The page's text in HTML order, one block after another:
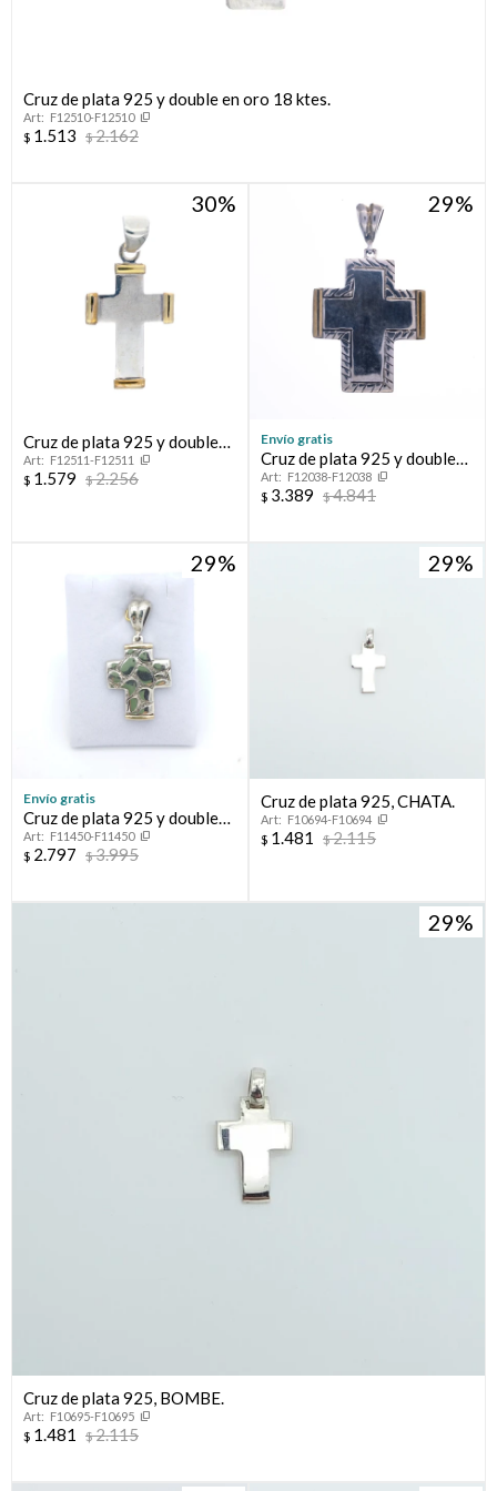
Cruz de plata 925 y double en oro 18 ktes.
F12510-F12510
$ 1.513 $2.162
30
Cruz de plata 925 y double
en oro 18 ktes.
F12511-F12511
$ 1.579 $2.256
29
Envío gratis
Cruz de plata 925 y double
de oro 18 ktes.
F12038-F12038
$ 3.389 $4.841
29
Envío gratis
Cruz de plata 925 y double
en oro 18 ktes.
F11450-F11450
$ 2.797 $3.995
29
Cruz de plata 925, CHATA.
F10694-F10694
$ 1.481 $2.115
29
Cruz de plata 925, BOMBE.
F10695-F10695
$ 1.481 $2.115
¡Sumate a la forma más ágil de comprar!
Comprá en 3 cuotas sin recargo o hasta en 12